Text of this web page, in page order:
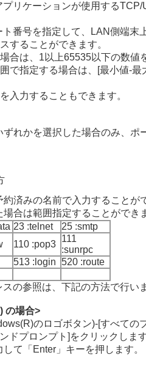
リケーションが使用する
番号を指定して、LAN側端末
することができます。
合は、1以上65535以下の数値
で指定する場合は、[最小値-最
入力することもできます。
ずれかを選択した場合のみ、ポ
約済みの名前で入力することが
場合は範囲指定することができ
23 :telnet
25 :smtp
110 :pop3
111
:sunrpc
513 :login 520 :route
の参照は、下記の方法で行い
の場合>
のロゴボタン)-[すべての
ドプロンプト]をクリックしま
て「Enter」キーを押します。